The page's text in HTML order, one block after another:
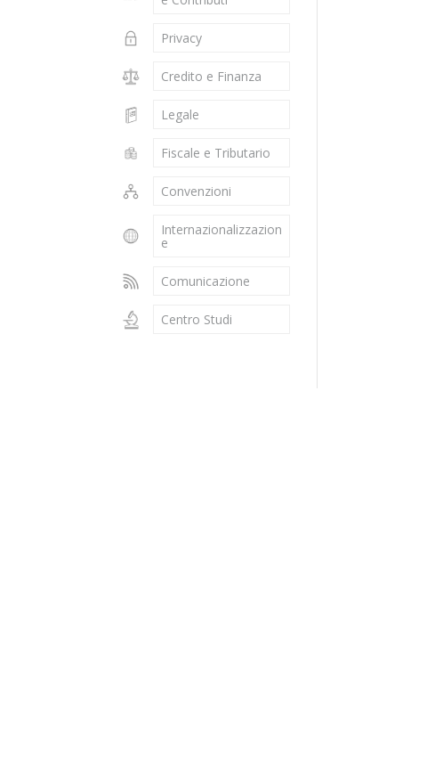
Privacy
Credito e Finanza
Legale
Fiscale e Tributario
Convenzioni
Internazionalizzazion
e
Comunicazione
Centro Studi